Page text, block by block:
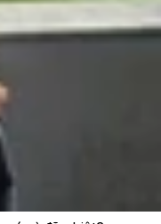
nhiêu inch?